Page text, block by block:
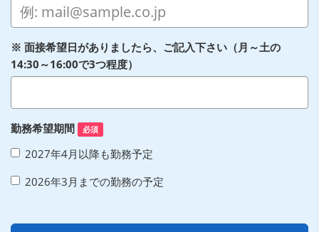
※ 面接希望日がありましたら、ご記入下さい（月～土の
14:30～16:00で3つ程度）
勤務希望期間 必須
2027年4月以降も勤務予定
2026年3月までの勤務の予定